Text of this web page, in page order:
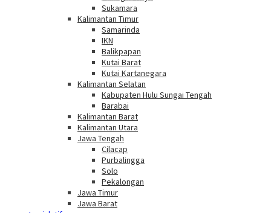
Sukamara
Kalimantan Timur
Samarinda
IKN
Balikpapan
Kutai Barat
Kutai Kartanegara
Kalimantan Selatan
Kabupaten Hulu Sungai Tengah
Barabai
Kalimantan Barat
Kalimantan Utara
Jawa Tengah
Cilacap
Purbalingga
Solo
Pekalongan
Jawa Timur
Jawa Barat